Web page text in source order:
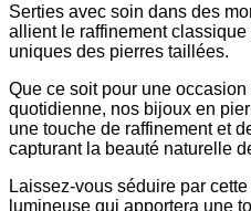
Serties avec soin dans des
allient le raffinement classique
uniques des pierres taillées.
Que ce soit pour une
quotidienne, nos bijoux en
une touche de raffinement et
capturant la beauté naturelle
Laissez-vous séduire par
lumineuse qui apportera une